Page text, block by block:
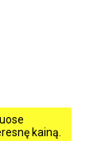
kainą.